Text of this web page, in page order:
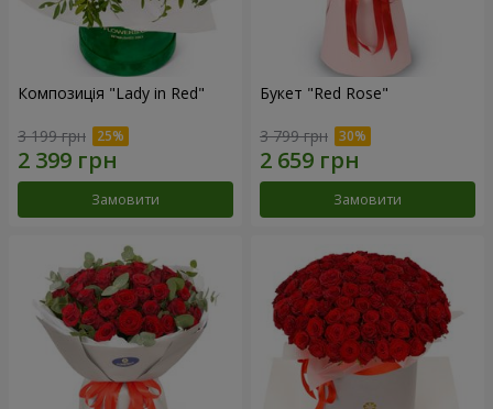
Композиція "Lady in Red"
3 199 грн
Замовити
Букет "Red Rose"
3 799 грн
Замовити